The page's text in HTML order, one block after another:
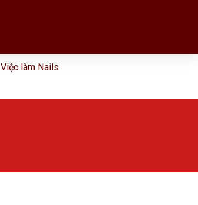
Việc làm Nails